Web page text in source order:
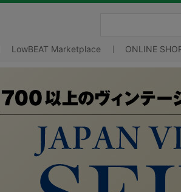
LowBEAT Marketplace ONLINE